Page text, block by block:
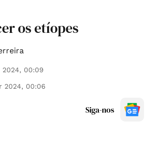
os etíopes
2024, 00:09
2024, 00:06
Siga-nos